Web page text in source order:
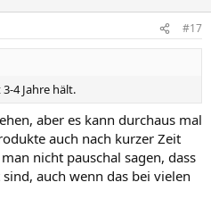
#17
4 Jahre hält.
aber es kann durchaus mal
auch nach kurzer Zeit
nicht pauschal sagen, dass
auch wenn das bei vielen